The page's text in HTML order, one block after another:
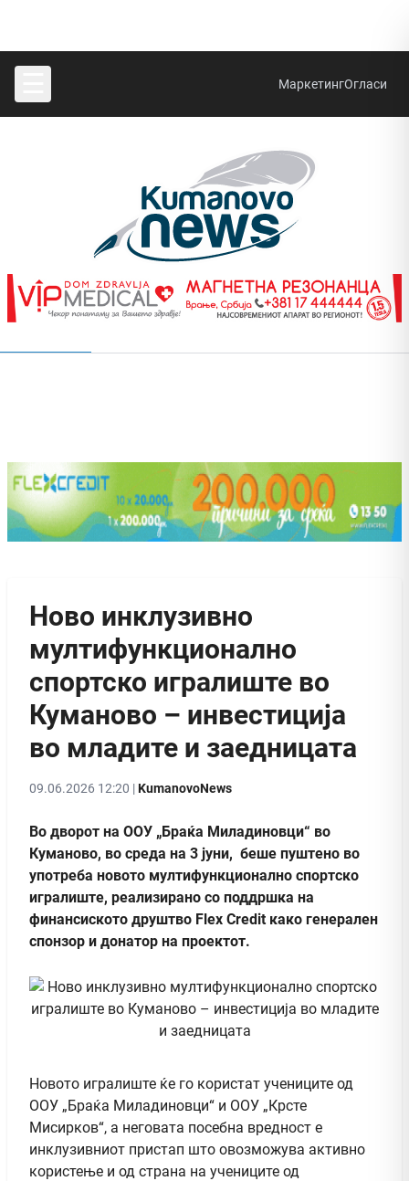
МаркетингОгласи
Ново инклузивно
мултифункционално
спортско игралиште во
Куманово – инвестиција
во младите и заедницата
09.06.2026 12:20 |KumanovoNews
Во дворот на ООУ „Браќа Миладиновци“ во
Куманово, во среда на 3 јуни, беше пуштено во
употреба новото мултифункционално спортско
игралиште, реализирано со поддршка на
финансиското друштво Flex Credit како генерален
спонзор и донатор на проектот.
Новото игралиште ќе го користат учениците од
ООУ „Браќа Миладиновци“ и ООУ „Крсте
Мисирков“, а неговата посебна вредност е
инклузивниот пристап што овозможува активно
користење и од страна на учениците од